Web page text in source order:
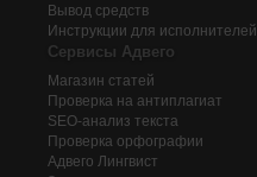
Вывод средств
Инструкции для исполнителей
Сервисы Адвего
Магазин статей
Проверка на антиплагиат
SEO-анализ текста
Проверка орфографии
Адвего Лингвист